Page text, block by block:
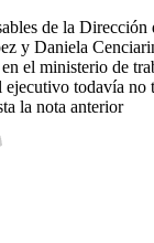
de la Dirección
y Daniela
el ministerio de
todavía no
la nota anterior